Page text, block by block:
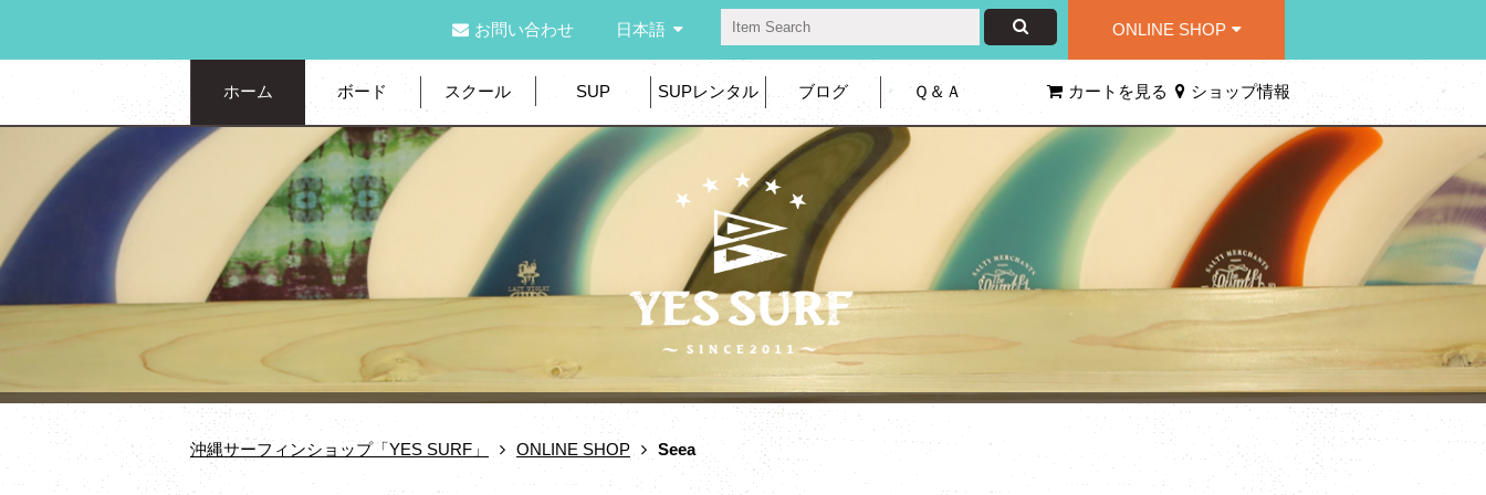
お問い合わせ 日本語 ONLINE SHOP
ホーム ボード スクール SUP SUPレンタル ブログ Ｑ＆Ａ カートを見る ショップ情報
沖縄サーフィンショップ「YES SURF」 ONLINE SHOP Seea